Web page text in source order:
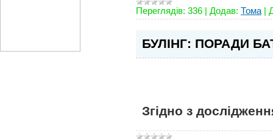
Переглядів: 336 | Додав: Тома |
БУЛІНГ: ПОРАДИ
Згідно з